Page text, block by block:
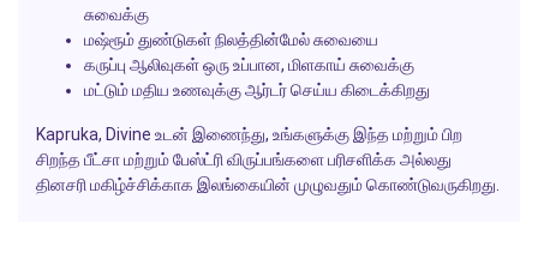
சுவைக்கு
மஷ்ரூம் துண்டுகள் நிலத்தின்மேல் சுவையை
கருப்பு ஆலிவுகள் ஒரு உப்பான, மிளகாய் சுவைக்கு
மட்டும் மதிய உணவுக்கு ஆர்டர் செய்ய கிடைக்கிறது
Kapruka, Divine உடன் இணைந்து, உங்களுக்கு இந்த மற்றும் பிற
சிறந்த பீட்சா மற்றும் பேஸ்ட்ரி விருப்பங்களை பரிசளிக்க அல்லது
தினசரி மகிழ்ச்சிக்காக இலங்கையின் முழுவதும் கொண்டுவருகிறது.